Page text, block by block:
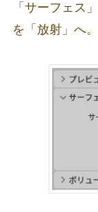
「サーフェス
を「放射」へ。